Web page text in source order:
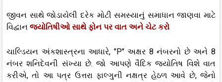
જીવન સાથે જોડાયેલી દરેક મોટી સમસ્યાનું સમાધાન જાણવા માટે
વિદ્વાન જ્યોતિષીઓ સાથે ફોન પર વાત અને ચેટ કરો
ચાલ્ડિયન અંકશાસ્ત્રના આધારે, "P" અક્ષર 8 નંબરનો છે અને 8
નંબર શનિદેવની સંખ્યા છે. જો આપણે વૈદિક જ્યોતિષ વિશે વાત
કરીએ, તો આ પત્ર ઉત્તરા ફાલ્ગુની નક્ષત્ર હેઠળ આવે છે, જેનો